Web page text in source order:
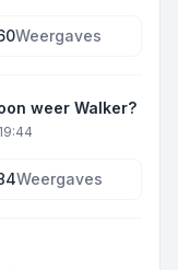
Weergaves
weer Walker?
Weergaves